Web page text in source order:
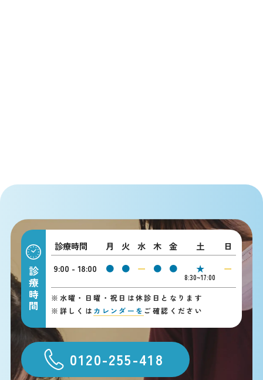
診療時間
診療時間 月 火 水 木 金 土
日
9:00 - 18:00
● ● ー ● ● ★
8:30~17:00
ー
※ 水曜・日曜・祝日は休診日となります
※ 詳しくは カレンダーを ご確認ください
0120-255-418